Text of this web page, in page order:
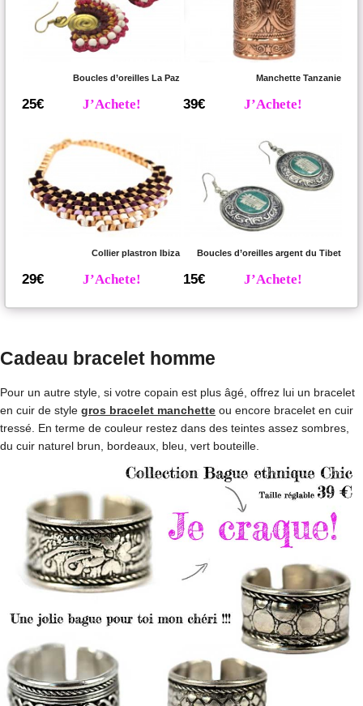
Boucles d’oreilles La Paz
25€ J’Achete!
Manchette Tanzanie
39€ J’Achete!
Collier plastron Ibiza
29€ J’Achete!
Boucles d’oreilles argent du Tibet
15€ J’Achete!
Cadeau bracelet homme
Pour un autre style, si votre copain est plus âgé, offrez lui un bracelet
en cuir de style gros bracelet manchette ou encore bracelet en cuir
tressé. En terme de couleur restez dans des teintes assez sombres,
du cuir naturel brun, bordeaux, bleu, vert bouteille.